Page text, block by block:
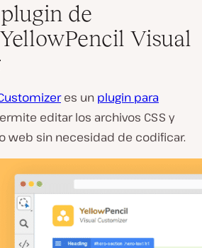
de
Visual
es un plugin para
editar los archivos CSS y
web sin necesidad de codificar.